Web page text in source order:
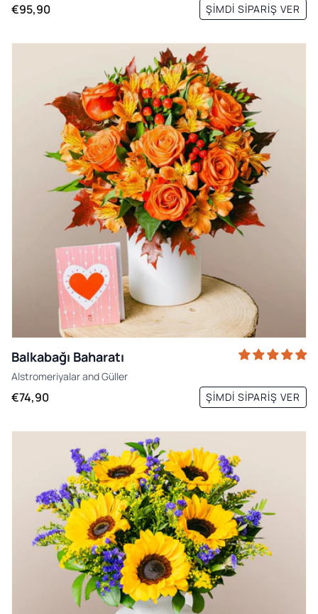
€95,90 ŞIMDI SIPARIŞ VER
Balkabağı Baharatı
AlstromeriyalarandGüller
€74,90 ŞIMDI SIPARIŞ VER